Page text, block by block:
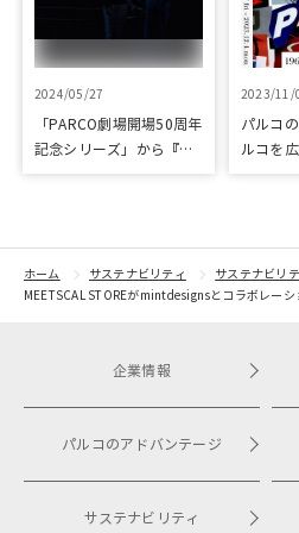
2024/05/27
「PARCO劇場開場50周年
記念シリーズ」から『ラ
2023/11/
パルコ
ルコを
ホーム サステナビリティ サステナビリ
MEETSCAL STOREがmintdesignsとコラボレーシ
企業情報
パルコのアドバンテージ
サステナビリティ